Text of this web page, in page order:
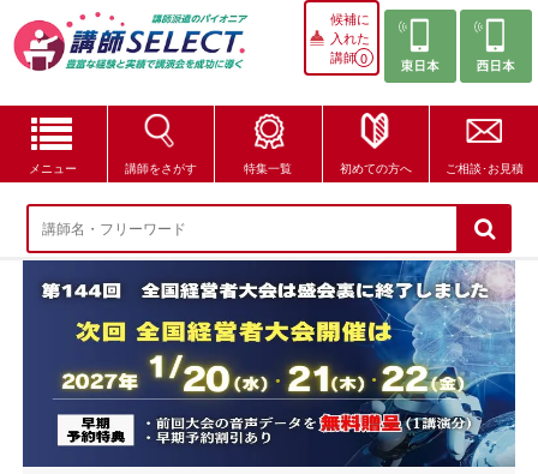
候補に
入れた
講師0
メニュー 講師をさがす 特集一覧 初めての方へ ご相談･お見積
講師をさがす
特集一覧
講師セレクトが選ばれる理由
ブログ・コラム
はじめての方へ